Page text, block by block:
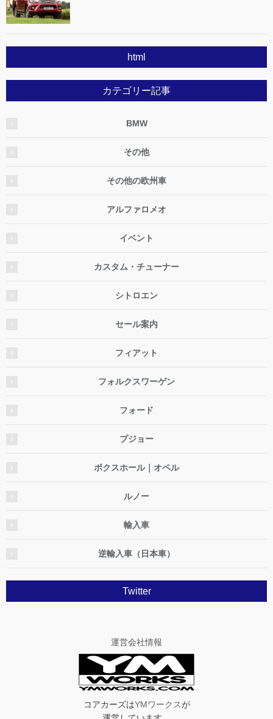
html
カテゴリー記事
BMW
その他
その他の欧州車
アルファロメオ
イベント
カスタム・チューナー
シトロエン
セール案内
フィアット
フォルクスワーゲン
フォード
プジョー
ボクスホール｜オペル
ルノー
輸入車
逆輸入車（日本車）
Twitter
運営会社情報
コアカーズはYMワークスが